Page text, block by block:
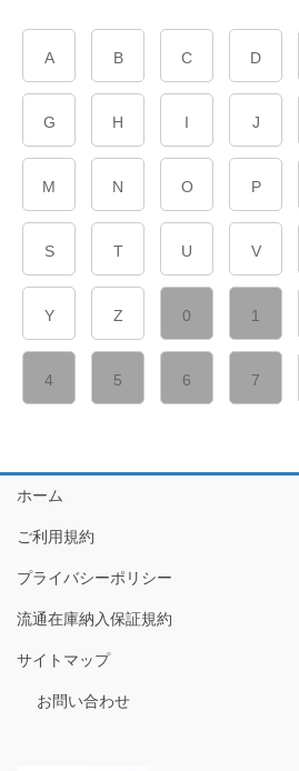
A B C D
G H I J
M N O P
S T U V
Y Z 0 1
4 5 6 7
ホーム
ご利用規約
プライバシーポリシー
流通在庫納入保証規約
サイトマップ
お問い合わせ